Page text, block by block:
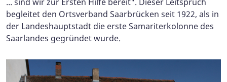
begleitet den Ortsverband Saarbrücken seit 1922, als in
der Landeshauptstadt die erste Samariterkolonne des
Saarlandes gegründet wurde.